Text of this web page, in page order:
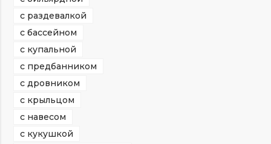
с раздевалкой
с бассейном
с купальной
с предбанником
с дровником
с крыльцом
с навесом
с кукушкой